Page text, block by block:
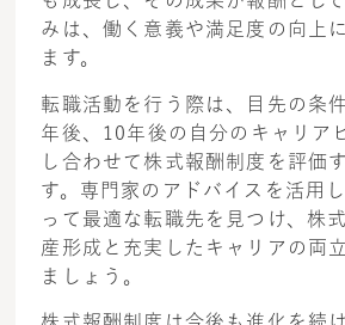
みは、働く意義や満足度の向上
ます。
転職活動を行う際は、目先の条
年後、10年後の自分のキャリア
し合わせて株式報酬制度を評価
す。専門家のアドバイスを活用
って最適な転職先を見つけ、株
産形成と充実したキャリアの両
ましょう。